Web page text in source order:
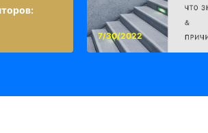
7/30/2022